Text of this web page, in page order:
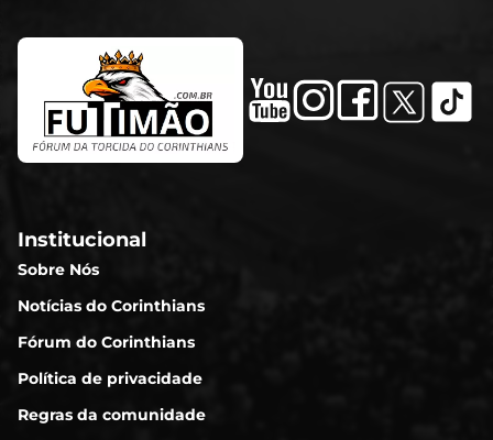
Institucional
Sobre Nós
Notícias do Corinthians
Fórum do Corinthians
Política de privacidade
Regras da comunidade